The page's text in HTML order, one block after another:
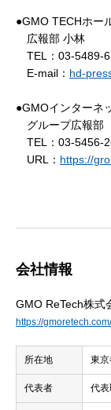
●GMO TECHホー
広報部 小林
TEL：03-5489-
E-mail： hd-
●GMOインターネ
グループ広報
TEL：03-5456-
URL： https://
会社情報
GMO ReTech株式
https://gmoretech.com/
所在地 東
代表者 代